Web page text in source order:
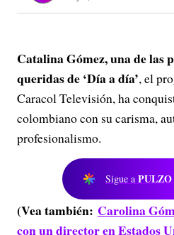
Catalina Gómez, una de las
queridas de ‘Día a día’, el
Caracol Televisión, ha
colombiano con su carisma,
profesionalismo.
Sigue a PULZO
(Vea también: Carolina
con un director en Estados